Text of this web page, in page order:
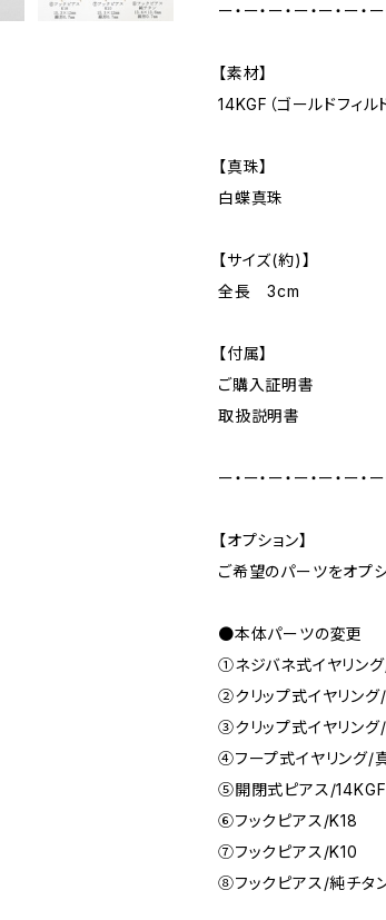
ー・ー・ー・ー・ー・ー・
【素材】
14KGF（ゴールドフィルド
【真珠】
白蝶真珠
【サイズ(約)】
全長 3cm
【付属】
ご購入証明書
取扱説明書
ー・ー・ー・ー・ー・ー・
【オプション】
ご希望のパーツをオプ
●本体パーツの変更
①ネジバネ式イヤリング
②クリップ式イヤリング
③クリップ式イヤリング
④フープ式イヤリング/
⑤開閉式ピアス/14KGF
⑥フックピアス/K18
⑦フックピアス/K10
⑧フックピアス/純チタ